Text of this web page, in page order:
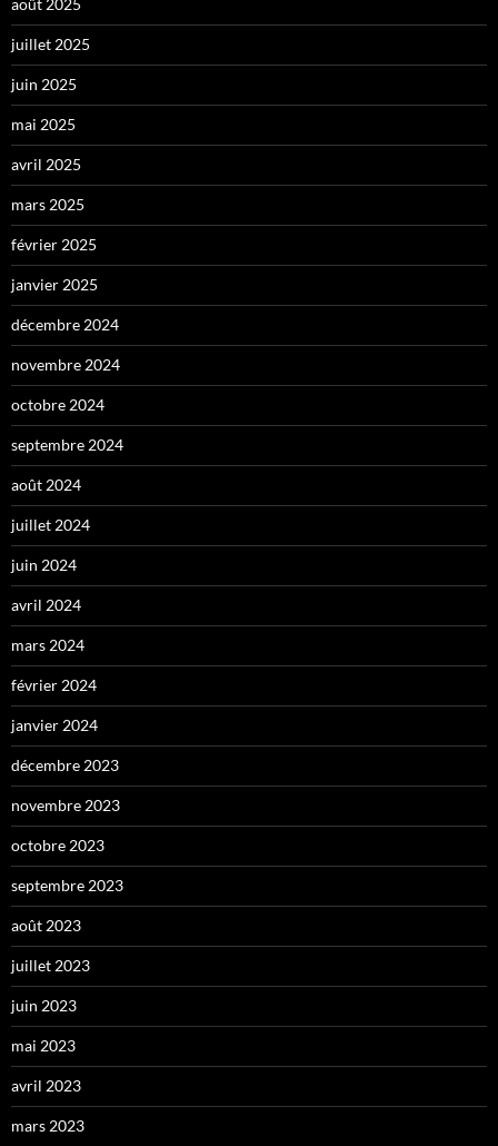
juillet 2025
juin 2025
mai 2025
avril 2025
mars 2025
février 2025
janvier 2025
décembre 2024
novembre 2024
octobre 2024
septembre 2024
août 2024
juillet 2024
juin 2024
avril 2024
mars 2024
février 2024
janvier 2024
décembre 2023
novembre 2023
octobre 2023
septembre 2023
août 2023
juillet 2023
juin 2023
mai 2023
avril 2023
mars 2023